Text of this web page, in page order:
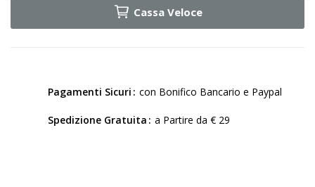
Cassa Veloce
Pagamenti Sicuri con Bonifico Bancario e Paypal
Spedizione Gratuita a Partire da € 29